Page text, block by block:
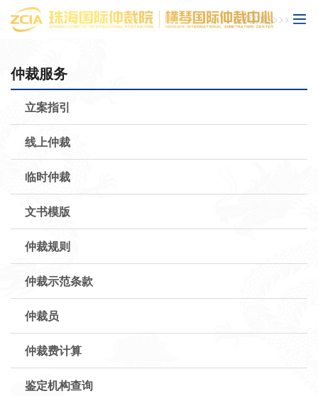
主页功能>>>
仲裁服务
立案指引
线上仲裁
临时仲裁
文书模版
仲裁规则
仲裁示范条款
仲裁员
仲裁费计算
鉴定机构查询